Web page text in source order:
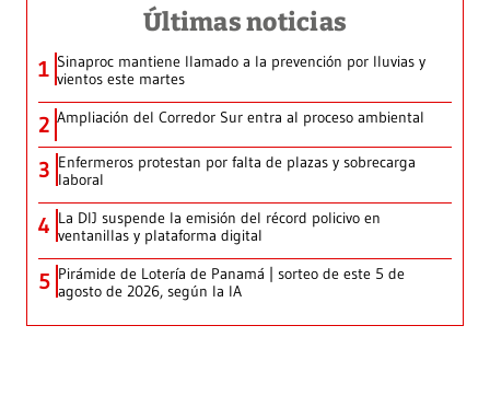
Últimas noticias
1 Sinaproc mantiene llamado a la prevención por lluvias y
vientos este martes
2 Ampliación del Corredor Sur entra al proceso ambiental
3 Enfermeros protestan por falta de plazas y sobrecarga
laboral
4 La DIJ suspende la emisión del récord policivo en
ventanillas y plataforma digital
5 Pirámide de Lotería de Panamá | sorteo de este 5 de
agosto de 2026, según la IA